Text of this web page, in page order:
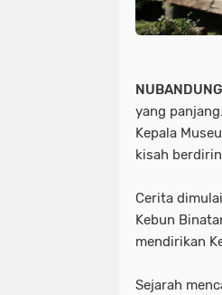
yang
Kepala
kisah
Cerita
Kebun
mendirikan
Sejarah